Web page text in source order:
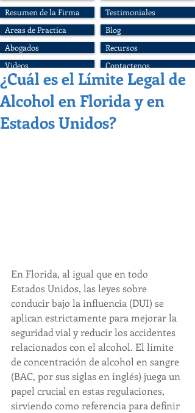
Resumen de la Firma
Areas de Practica
Abogados
Videos
Testimoniales
Blog
Recursos
Contactenos
¿Cuál es el Límite Legal de
Alcohol en Florida y en
Estados Unidos?
En Florida, al igual que en todo
Estados Unidos, las leyes sobre
conducir bajo la influencia (DUI) se
aplican estrictamente para mejorar la
seguridad vial y reducir los accidentes
relacionados con el alcohol. El límite
de concentración de alcohol en sangre
(BAC, por sus siglas en inglés) juega un
papel crucial en estas regulaciones,
sirviendo como referencia para definir